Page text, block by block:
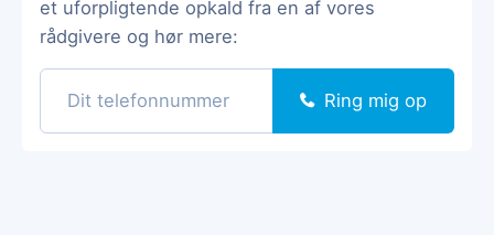
et uforpligtende opkald fra en af vores
rådgivere og hør mere:
Ring mig op